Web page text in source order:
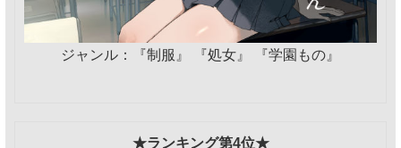
ジャンル：『制服』 『処女』 『学園もの』
★ランキング第4位★